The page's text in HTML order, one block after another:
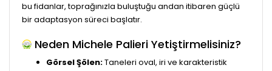
bu fidanlar, toprağınızla buluştuğu andan itibaren güçlü
bir adaptasyon süreci başlatır.
Neden Michele Palieri Yetiştirmelisiniz?
Görsel Şölen:Taneleri oval, iri ve karakteristik